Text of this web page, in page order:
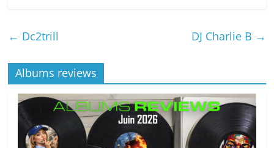
o
k
at
← Dc2trill DJ Charlie B →
Albums reviews